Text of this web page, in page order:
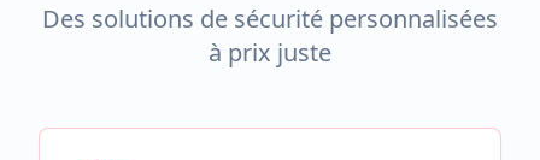
Des solutions de sécurité personnalisées
à prix juste